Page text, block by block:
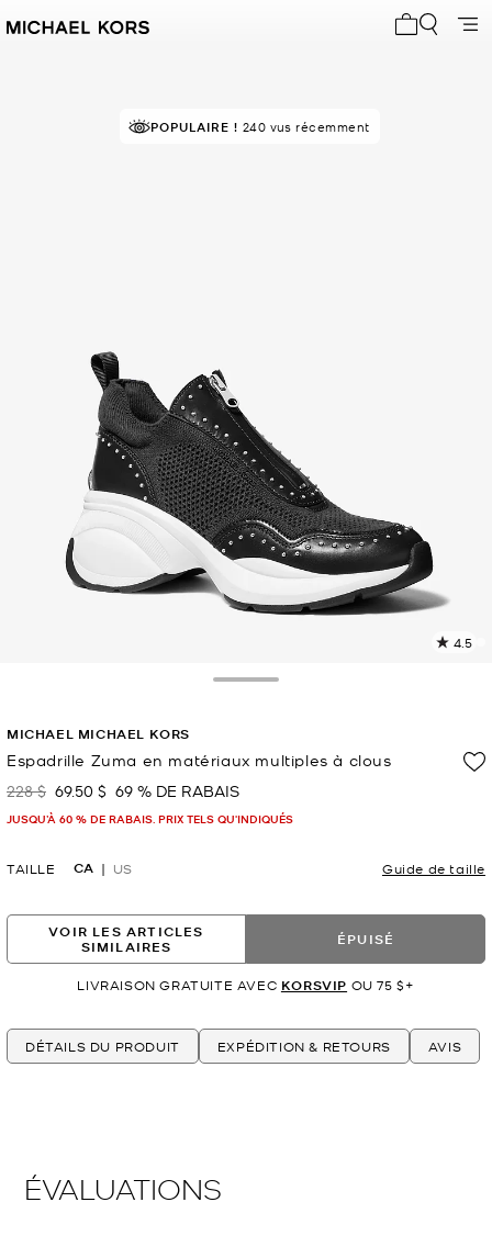
POPULAIRE ! 240 vus récemment
4.5
MICHAEL MICHAEL KORS
Espadrille Zuma en matériaux multiples à clous
était
228 $ maintenant
69.50 $ 69 % DE RABAIS
JUSQU’À 60 % DE RABAIS. PRIX TELS QU'INDIQUÉS
TAILLE CA US Guide de taille
VOIR LES ARTICLES
SIMILAIRES
ÉPUISÉ
LIVRAISON GRATUITE AVEC KORSVIP OU 75 $+
DÉTAILS DU PRODUIT EXPÉDITION & RETOURS AVIS